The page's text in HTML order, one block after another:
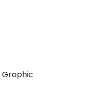
Graphic